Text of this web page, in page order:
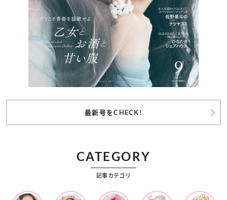
最新号をCHECK!
CATEGORY
記事カテゴリ